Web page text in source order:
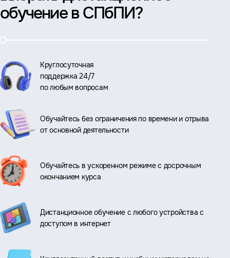
обучение в СПбПИ?
Круглосуточная
поддержка 24/7
по любым вопросам
Обучайтесь без ограничения по времени и отрыва
от основной деятельности
Обучайтесь в ускоренном режиме с досрочным
окончанием курса
Дистанционное обучение с любого устройства с
доступом в интернет